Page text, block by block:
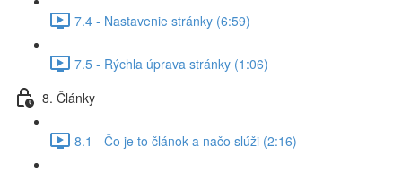
7.4 - Nastavenie stránky (6:59)
7.5 - Rýchla úprava stránky (1:06)
8. Články
8.1 - Čo je to článok a načo slúži (2:16)